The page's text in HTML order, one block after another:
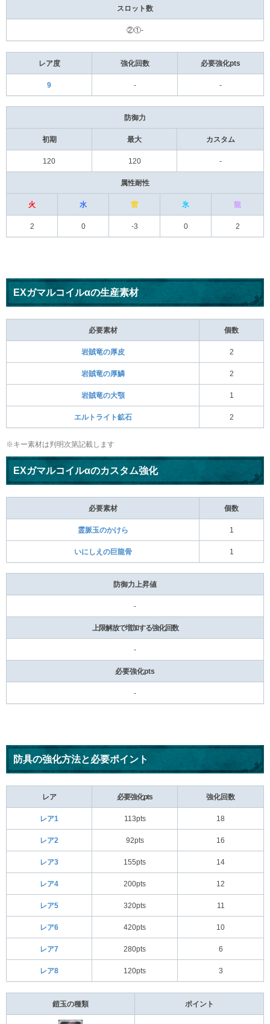
スロット数
②①-
レア度 強化回数 必要強化pts
9 - -
防御力
初期 最大 カスタム
120 120 -
属性耐性
火 水 雷 氷 龍
2 0 -3 0 2
EXガマルコイルαの生産素材
必要素材 個数
岩賊竜の厚皮 2
岩賊竜の厚鱗 2
岩賊竜の大顎 1
エルトライト鉱石 2
※キー素材は判明次第記載します
EXガマルコイルαのカスタム強化
必要素材 個数
霊脈玉のかけら 1
いにしえの巨龍骨 1
防御力上昇値
-
上限解放で増加する強化回数
-
必要強化pts
-
防具の強化方法と必要ポイント
レア 必要強化pts 強化回数
レア1 113pts 18
レア2 92pts 16
レア3 155pts 14
レア4 200pts 12
レア5 320pts 11
レア6 420pts 10
レア7 280pts 6
レア8 120pts 3
鎧玉の種類 ポイント